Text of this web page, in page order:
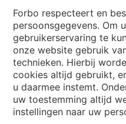
Forbo Flooring Systems
Forbo Movement Systems
Selecteer een Land
Forbo respecteert en
persoonsgegevens. Om
gebruikerservaring te
onze website gebruik
technieken. Hierbij
cookies altijd gebruikt,
u daarmee instemt.
uw toestemming altijd
instellingen naar uw